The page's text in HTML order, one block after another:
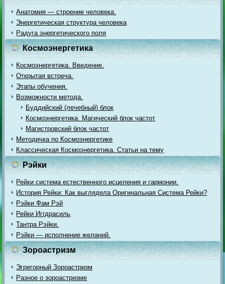
Анатомия — строение человека.
Энергетическая структура человека
Радуга энергетического поля
Космоэнергетика
Космоэнергетика. Введение.
Открытая встреча.
Этапы обучения.
Возможности метода.
Буддийский (лечебный) блок
Космоэнергетика. Магический блок частот
Магистровский блок частот
Методичка по Космоэнергетике
Классическая Космоэнергетика. Статьи на тему
Рэйки
Рейки система естественного исцеления и гармонии.
История Рейки: Как выглядела Оригинальная Система Рейки?
Рэйки Фам Рэй
Рейки Иггдрасиль
Тантра Рэйки.
Рэйки — исполнение желаний.
Зороастризм
Эгрегорный Зороастризм
Разное о зороастризме